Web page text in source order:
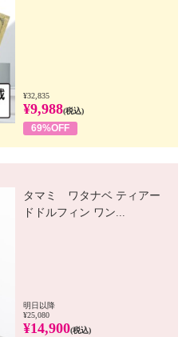
¥32,835
¥9,988(税込)
69%OFF
タマミ ワタナベ ティアー
ドドルフィン ワン...
明日以降
¥25,080
¥14,900(税込)